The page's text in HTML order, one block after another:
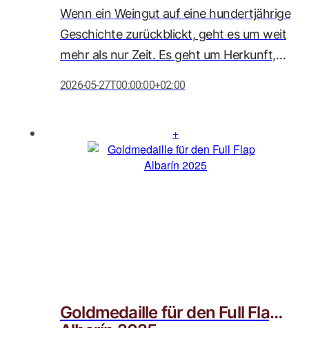
Wenn ein Weingut auf eine hundertjährige
Geschichte zurückblickt, geht es um weit
mehr als nur Zeit. Es geht um Herkunft,
(gegründet 1926) – ein Meilenstein, den
wir als Weinstrasse Adolph GmbH mit
2026-05-27T00:00:00+02:00
Goldmedaille für den Full Flap
Albarín 2025